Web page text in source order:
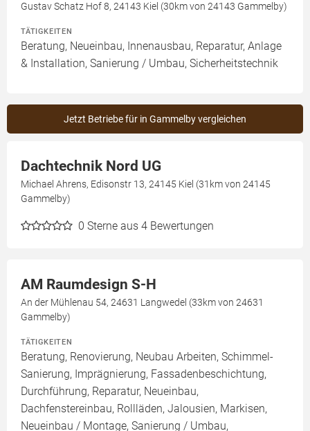
Gustav Schatz Hof 8, 24143 Kiel (30km von 24143 Gammelby)
TÄTIGKEITEN
Beratung, Neueinbau, Innenausbau, Reparatur, Anlage
& Installation, Sanierung / Umbau, Sicherheitstechnik
Jetzt Betriebe für in Gammelby vergleichen
Dachtechnik Nord UG
Michael Ahrens, Edisonstr 13, 24145 Kiel (31km von 24145
Gammelby)
0 Sterne aus 4 Bewertungen
AM Raumdesign S-H
An der Mühlenau 54, 24631 Langwedel (33km von 24631
Gammelby)
TÄTIGKEITEN
Beratung, Renovierung, Neubau Arbeiten, Schimmel-
Sanierung, Imprägnierung, Fassadenbeschichtung,
Durchführung, Reparatur, Neueinbau,
Dachfenstereinbau, Rollläden, Jalousien, Markisen,
Neueinbau / Montage, Sanierung / Umbau,